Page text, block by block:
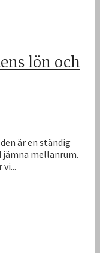
lön och
är en ständig
jämna mellanrum.